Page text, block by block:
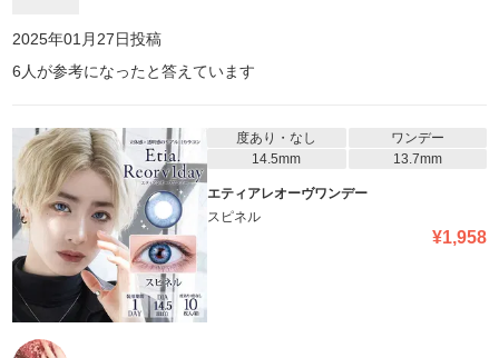
2025年01月27日投稿
6 人が参考になったと答えています
度あり・なし
ワンデー
14.5mm
13.7mm
エティアレオーヴワンデー
スピネル
¥1,958